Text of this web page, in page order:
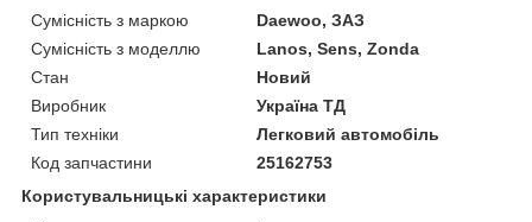
Сумісність з маркою
Daewoo, ЗАЗ
Сумісність з моделлю
Lanos, Sens, Zonda
Стан
Новий
Виробник
Україна ТД
Тип техніки
Легковий автомобіль
Код запчастини
25162753
Користувальницькі характеристики